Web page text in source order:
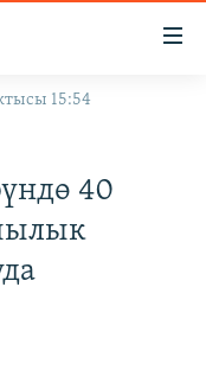
15:54
40